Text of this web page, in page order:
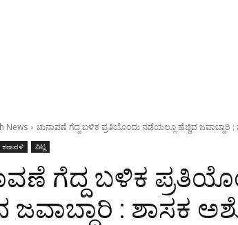
News ಚುನಾವಣೆ ಗೆದ್ದ ಬಳಿಕ ಪ್ರತಿಯೊಂದು ನಡೆಯಲ್ಲೂ ಹೆಚ್ಚಿದ ಜವಾಬ್ದಾರಿ
ಕರಾವಳಿ ವಿಟ್ಲ
ಗೆದ್ದ ಬಳಿಕ
ಜವಾಬ್ದಾರಿ : ಶಾಸಕ